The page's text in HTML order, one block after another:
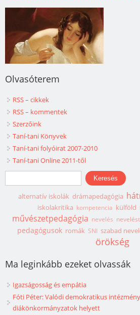
Olvasóterem
RSS – cikkek
RSS – kommentek
Szerzőink
Taní-tani Könyvek
Taní-tani folyóirat 2007-2010
Taní-tani Online 2011-től
Keresés űrlap
Keresés
alternatív iskolák drámapedagógia
iskolakritika kompetencia külföld
művészetpedagógia nevelés
pedagógusok romák SNI szabad
örökség
Ma leginkább ezeket olvassák
Igazságosság és empátia
Fóti Péter: Valódi demokratikus
diákönkormányzatok helyett